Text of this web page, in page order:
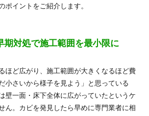
ポイントをご紹介します。
期対処で施工範囲を最小限に
ほど広がり、施工範囲が大きくなるほど費
小さいから様子を見よう」と思っている
壁一面・床下全体に広がっていたというケ
ん。カビを発見したら早めに専門業者に相